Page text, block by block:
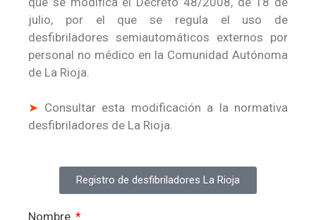
julio, por el que se regula el uso de
desfibriladores semiautomáticos externos por
personal no médico en la Comunidad Autónoma
de La Rioja.
➤ Consultar esta modificación a la normativa
desfibriladores de La Rioja.
Registro de desfibriladores La Rioja
Nombre